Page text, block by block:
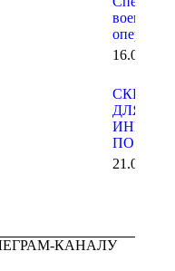
военной
операции
СКИДКИ
ДЛЯ
ПО
КАНАЛУ